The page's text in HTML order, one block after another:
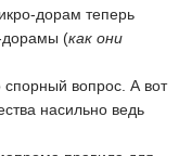
дорам теперь
дорамы (как они
спорный вопрос. А вот
насильно ведь